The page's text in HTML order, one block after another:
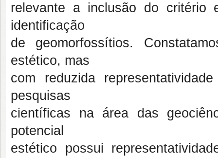
relevante a inclusão do
identificação
de geomorfossítios.
estético, mas
com reduzida
pesquisas
científicas na área das
potencial
estético possui